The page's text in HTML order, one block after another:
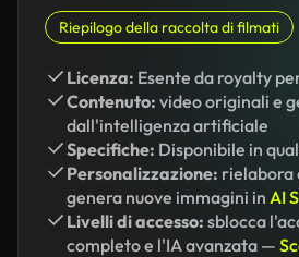
Riepilogo della raccolta di filmati
Licenza: Esente da royalty
Contenuto: video originali e
dall'intelligenza artificiale
Specifiche: Disponibile in
Personalizzazione: rielabora
genera nuove immagini in AI
Livelli di accesso: sblocca
completo e l'IA avanzata —